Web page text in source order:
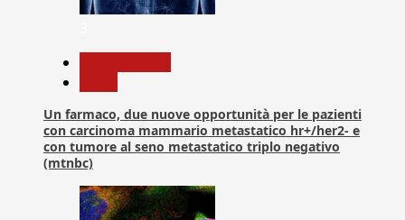
Un farmaco, due nuove opportunità per le pazienti
con carcinoma mammario metastatico hr+/her2- e
con tumore al seno metastatico triplo negativo
(mtnbc)